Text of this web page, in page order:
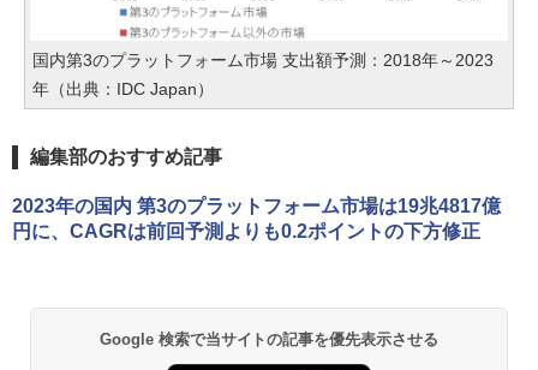
国内第3のプラットフォーム市場 支出額予測：2018年～2023
年（出典：IDC Japan）
編集部のおすすめ記事
2023年の国内 第3のプラットフォーム市場は19兆4817億
円に、CAGRは前回予測よりも0.2ポイントの下方修正
Google 検索で当サイトの記事を優先表示させる